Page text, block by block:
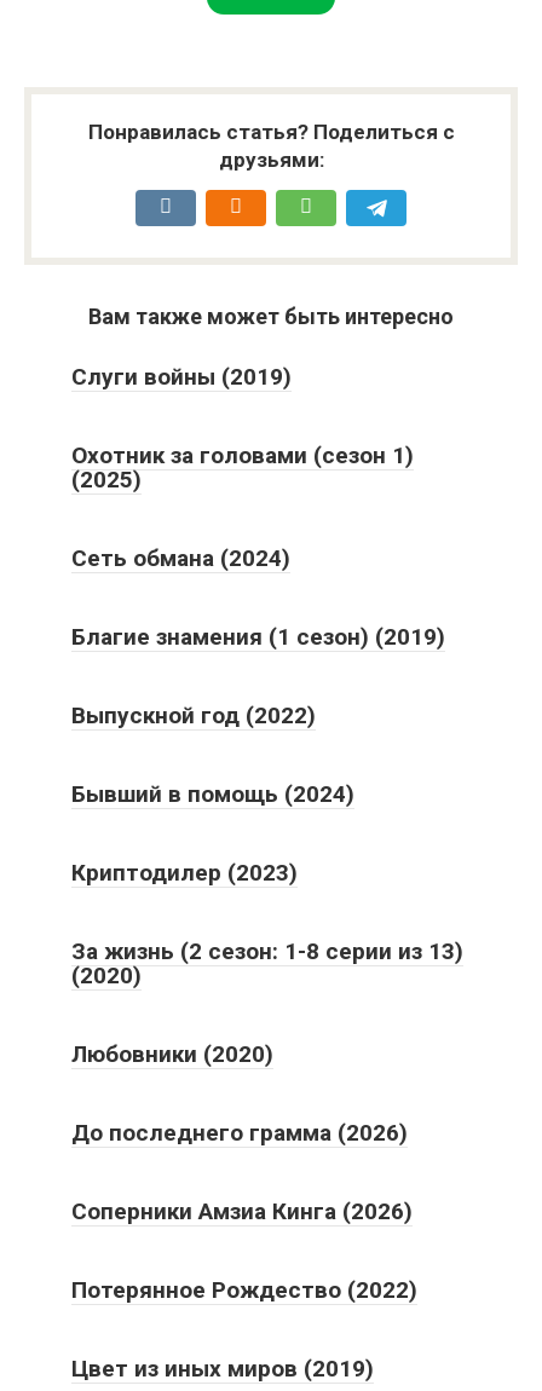
Понравилась статья? Поделиться с
друзьями:
Вам также может быть интересно
Слуги войны (2019)
Охотник за головами (сезон 1)
(2025)
Сеть обмана (2024)
Благие знамения (1 сезон) (2019)
Выпускной год (2022)
Бывший в помощь (2024)
Криптодилер (2023)
За жизнь (2 сезон: 1-8 серии из 13)
(2020)
Любовники (2020)
До последнего грамма (2026)
Соперники Амзиа Кинга (2026)
Потерянное Рождество (2022)
Цвет из иных миров (2019)